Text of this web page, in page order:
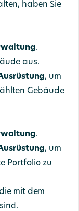
haben Sie
.
aus.
, um
Gebäude
.
, um
Portfolio zu
mit dem